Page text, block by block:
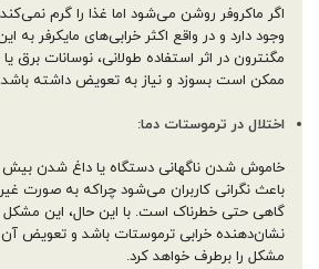
اگر ماکروفر روشن می‌شود اما غذا را گرم
وجود دارد و در واقع اکثر خرابی‌های مایکرفر به
مگنترون در اثر استفاده طولانی، نوسانات برق
ممکن است بسوزد و نیاز به تعویض داشته باشد.
اختلال در ترموستات دما:
خاموش شدن ناگهانی دستگاه یا داغ شدن بیش
باعث نگرانی کاربران می‌شود چراکه به صورت
گاهی حتی خطرناک است. با این حال، این مشکل
نشان‌دهنده خرابی ترموستات باشد و تعویض آن
مشکل را برطرف خواهد کرد.